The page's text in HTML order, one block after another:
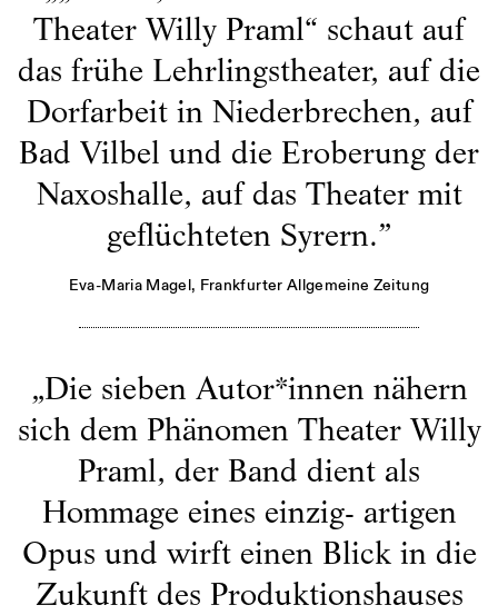
Theater Willy Praml“ schaut auf
das frühe Lehrlingstheater, auf die
Dorfarbeit in Niederbrechen, auf
Bad Vilbel und die Eroberung der
Naxoshalle, auf das Theater mit
geflüchteten Syrern.”
Eva-Maria Magel, Frankfurter Allgemeine Zeitung
„Die sieben Autor*innen nähern
sich dem Phänomen Theater Willy
Praml, der Band dient als
Hommage eines einzig- artigen
Opus und wirft einen Blick in die
Zukunft des Produktionshauses